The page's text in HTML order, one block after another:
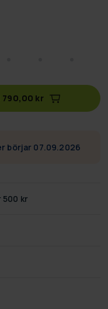
790,00 kr
börjar 07.09.2026
kr